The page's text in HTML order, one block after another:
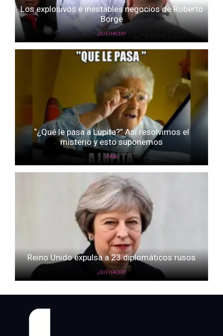
Los explosivos e inestables negocios de Roberto
Borge
¿QUÉ HACER?
“¿Qué le pasa a Lupita?” Así resolvimos el
misterio y esto suponemos
VIRAL
Reino Unido expulsa a 23 diplomáticos rusos
¿QUÉ HACER?